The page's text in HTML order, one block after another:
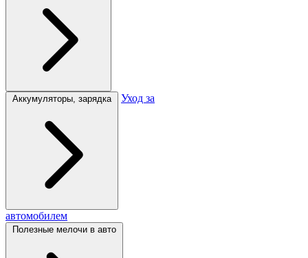
Аккумуляторы, зарядка Уход за
автомобилем
Полезные мелочи в авто